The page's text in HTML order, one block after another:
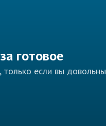
готовое
только если вы довольны